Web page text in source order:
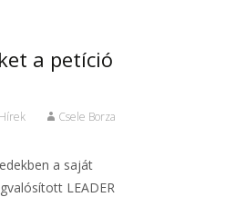
a petíció
Hírek Csele Borza
a saját
LEADER